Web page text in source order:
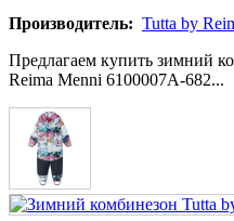
Производитель: Tutta by
Предлагаем купить зимний
Reima Menni 6100007A-682...